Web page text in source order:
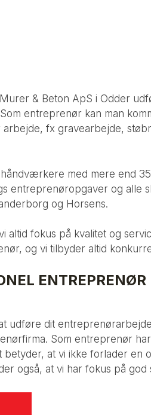
& Beton ApS i Odder
entreprenør kan man
fx gravearbejde,
med mere end
entreprenøropgaver og alle
og Horsens.​
altid fokus på kvalitet og
og vi tilbyder altid
udføre dit
Som entreprenør
betyder, at vi ikke forlader en
også, at vi har fokus på god